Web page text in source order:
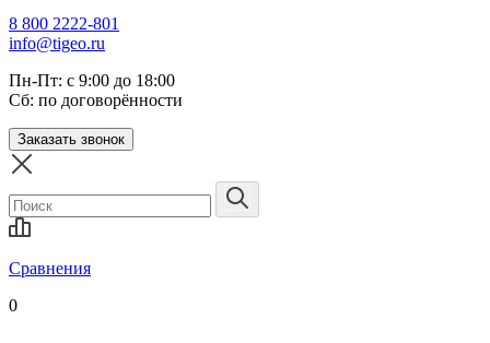
8 800 2222-801
info@tigeo.ru
Пн-Пт: с 9:00 до 18:00
Сб: по договорённости
Заказать звонок
Сравнения
0